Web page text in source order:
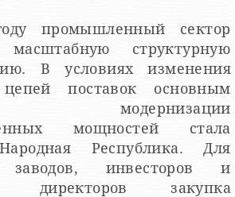
промышленный сектор
масштабную структурную
В условиях изменения
цепей поставок основным
модернизации
мощностей стала
Республика. Для
заводов, инвесторов и
директоров закупка